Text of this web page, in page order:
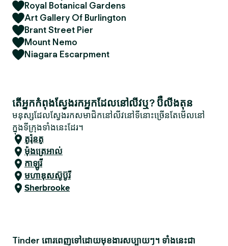
Royal Botanical Gardens
Art Gallery Of Burlington
Brant Street Pier
Mount Nemo
Niagara Escarpment
តើអ្នកកំពុងស្វែងរកអ្នកដែលនៅលីវឬ? ប៊ឺលីងតុន
មនុស្សដែលស្វែងរកសមាជិកនៅលីវនៅទីនោះច្រើនតែមើលនៅ
ក្នុងទីក្រុងទាំងនេះដែរ។
តូរ៉ុនតូ
ម៉ុងត្រេអាល់
កាឡូរី
មហាឌុសស៊ូប៊ូរី
Sherbrooke
Tinder ពោរពេញទៅដោយមុខងារសប្បាយៗ។ ទាំងនេះជា